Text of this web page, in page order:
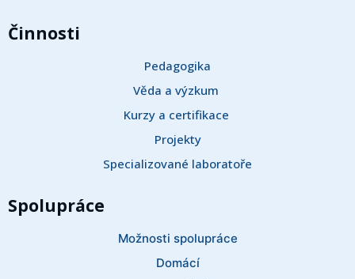
Činnosti
Pedagogika
Věda a výzkum
Kurzy a certifikace
Projekty
Specializované laboratoře
Spolupráce
Možnosti spolupráce
Domácí